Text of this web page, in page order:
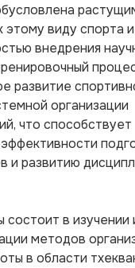
этому виду спорта и
внедрения
развитие
организации
что способствует
и развитию
состоит в изучении
методов
в области